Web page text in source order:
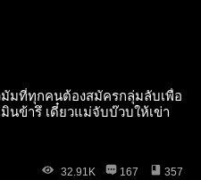
มที่ทุกคนต้องสมัครกลุ่มลับเพื่อ
นข้ารึ เดี๋ยวแม่จับบ๊วบให้เข่า
32.91K 167 357